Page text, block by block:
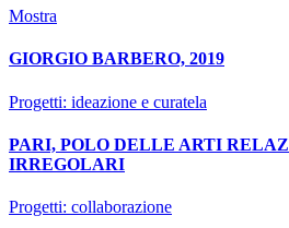
Mostra
GIORGIO BARBERO, 2019
Progetti: ideazione e curatela
PARI, POLO DELLE ARTI
IRREGOLARI
Progetti: collaborazione